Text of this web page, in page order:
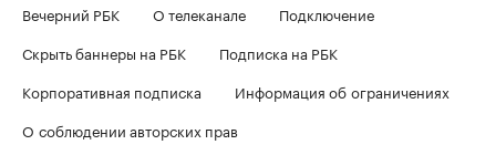
Вечерний РБК
О телеканале
Подключение
Скрыть баннеры на РБК
Подписка на РБК
Корпоративная подписка
Информация об ограничениях
О соблюдении авторских прав